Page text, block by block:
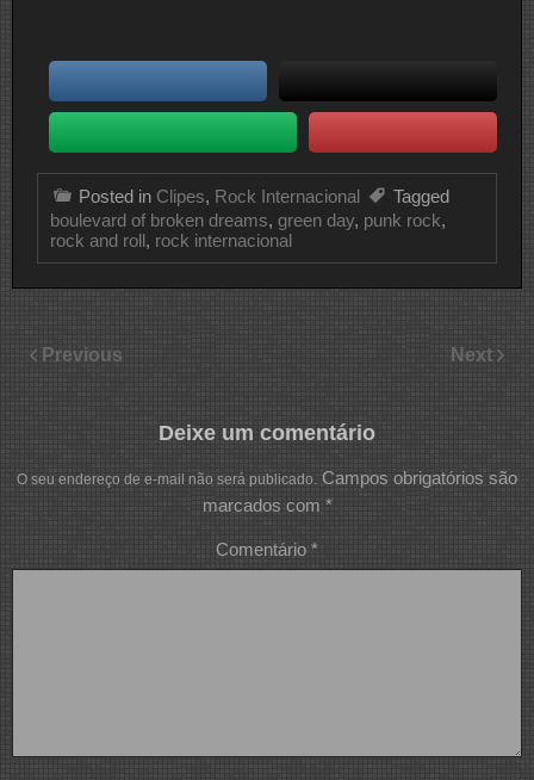
Posted in Clipes, Rock Internacional
Tagged
boulevard of broken dreams, green day, punk rock,
rock and roll, rock internacional
Previous Next
Deixe um comentário
O seu endereço de e-mail não será publicado. Campos obrigatórios são
marcados com *
Comentário *